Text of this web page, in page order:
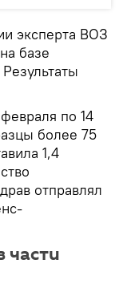
эксперта ВОЗ
базе
по 14
более 75
1,4
отправлял
части